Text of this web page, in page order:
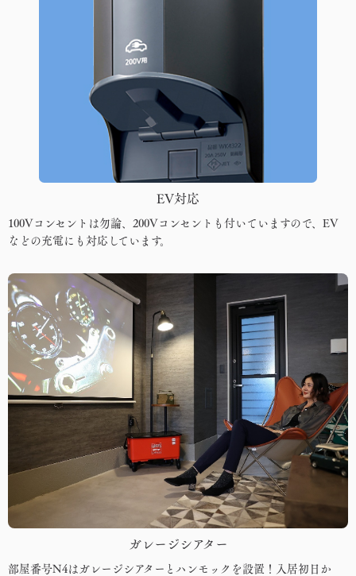
EV対応
100Vコンセントは勿論、200Vコンセントも付いていますので、EV
などの充電にも対応しています。
ガレージシアター
部屋番号N4はガレージシアターとハンモックを設置！入居初日か